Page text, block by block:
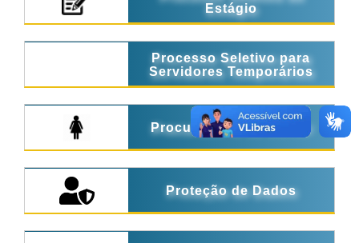
Estágio
Processo Seletivo para
Servidores Temporários
Procuradoria da Mulher
Proteção de Dados